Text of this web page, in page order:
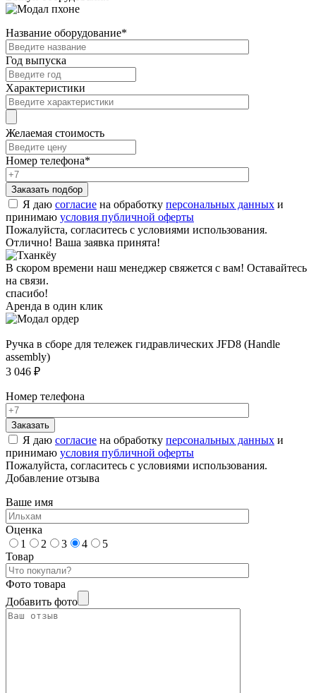
Название оборудование*
Год выпуска
Характеристики
Желаемая стоимость
Номер телефона*
Я даю согласие на обработку персональных данных и
принимаю условия публичной оферты
Пожалуйста, согласитесь с условиями использования.
Отлично! Ваша заявка принята!
В скором времени наш менеджер свяжется с вам! Оставайтесь
на связи.
спасибо!
Аренда в один клик
Ручка в сборе для тележек гидравлических JFD8 (Handle
assembly)
3 046 ₽
Номер телефона
Я даю согласие на обработку персональных данных и
принимаю условия публичной оферты
Пожалуйста, согласитесь с условиями использования.
Добавление отзыва
Ваше имя
Оценка
1
2 3 4
5
Товар
Фото товара
Добавить фото